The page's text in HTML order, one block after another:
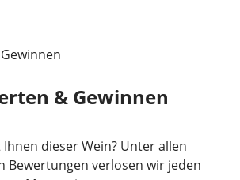
& Gewinnen
Ihnen dieser Wein? Unter allen
Bewertungen verlosen wir jeden